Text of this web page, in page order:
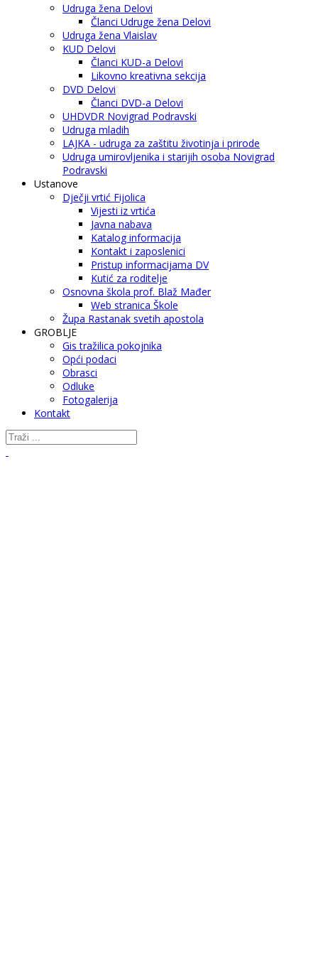
Udruga žena Delovi
Članci Udruge žena Delovi
Udruga žena Vlaislav
KUD Delovi
Članci KUD-a Delovi
Likovno kreativna sekcija
DVD Delovi
Članci DVD-a Delovi
UHDVDR Novigrad Podravski
Udruga mladih
LAJKA - udruga za zaštitu životinja i prirode
Udruga umirovljenika i starijih osoba Novigrad
Podravski
Ustanove
Dječji vrtić Fijolica
Vijesti iz vrtića
Javna nabava
Katalog informacija
Kontakt i zaposlenici
Pristup informacijama DV
Kutić za roditelje
Osnovna škola prof. Blaž Mađer
Web stranica Škole
Župa Rastanak svetih apostola
GROBLJE
Gis tražilica pokojnika
Opći podaci
Obrasci
Odluke
Fotogalerija
Kontakt